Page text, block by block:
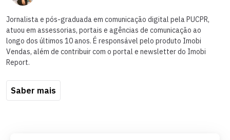
Jornalista e pós-graduada em comunicação digital pela PUCPR,
atuou em assessorias, portais e agências de comunicação ao
longo dos últimos 10 anos. É responsável pelo produto Imobi
Vendas, além de contribuir com o portal e newsletter do Imobi
Report.
Saber mais